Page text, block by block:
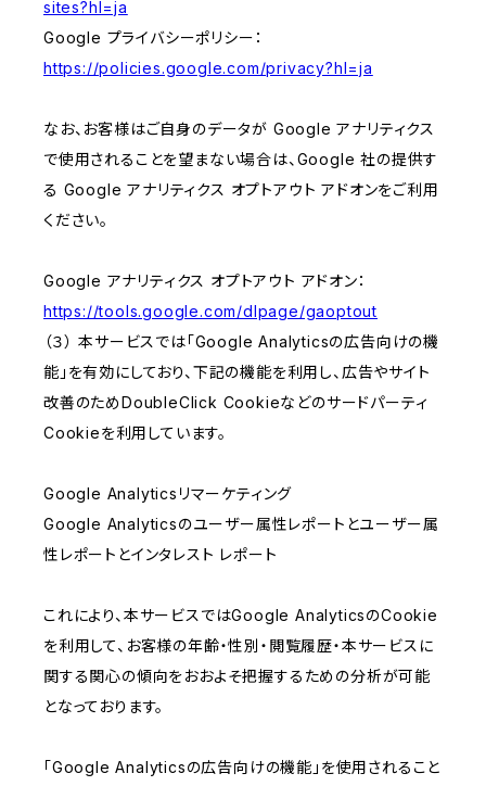
sites?hl=ja
Google プライバシーポリシー：
https://policies.google.com/privacy?hl=ja
なお、お客様はご自身のデータが Google アナリティクス
で使用されることを望まない場合は、Google 社の提供す
る Google アナリティクス オプトアウト アドオンをご利用
ください。
Google アナリティクス オプトアウト アドオン：
https://tools.google.com/dlpage/gaoptout
（３） 本サービスでは「Google Analyticsの広告向けの機
能」を有効にしており、下記の機能を利用し、広告やサイト
改善のためDoubleClick Cookieなどのサードパーティ
Cookieを利用しています。
Google Analyticsリマーケティング
Google Analyticsのユーザー属性レポートとユーザー属
性レポートとインタレスト レポート
これにより、本サービスではGoogle AnalyticsのCookie
を利用して、お客様の年齢・性別・閲覧履歴・本サービスに
関する関心の傾向をおおよそ把握するための分析が可能
となっております。
「Google Analyticsの広告向けの機能」を使用されること